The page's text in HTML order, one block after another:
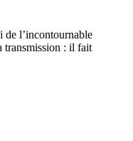
de l’incontournable
transmission : il fait